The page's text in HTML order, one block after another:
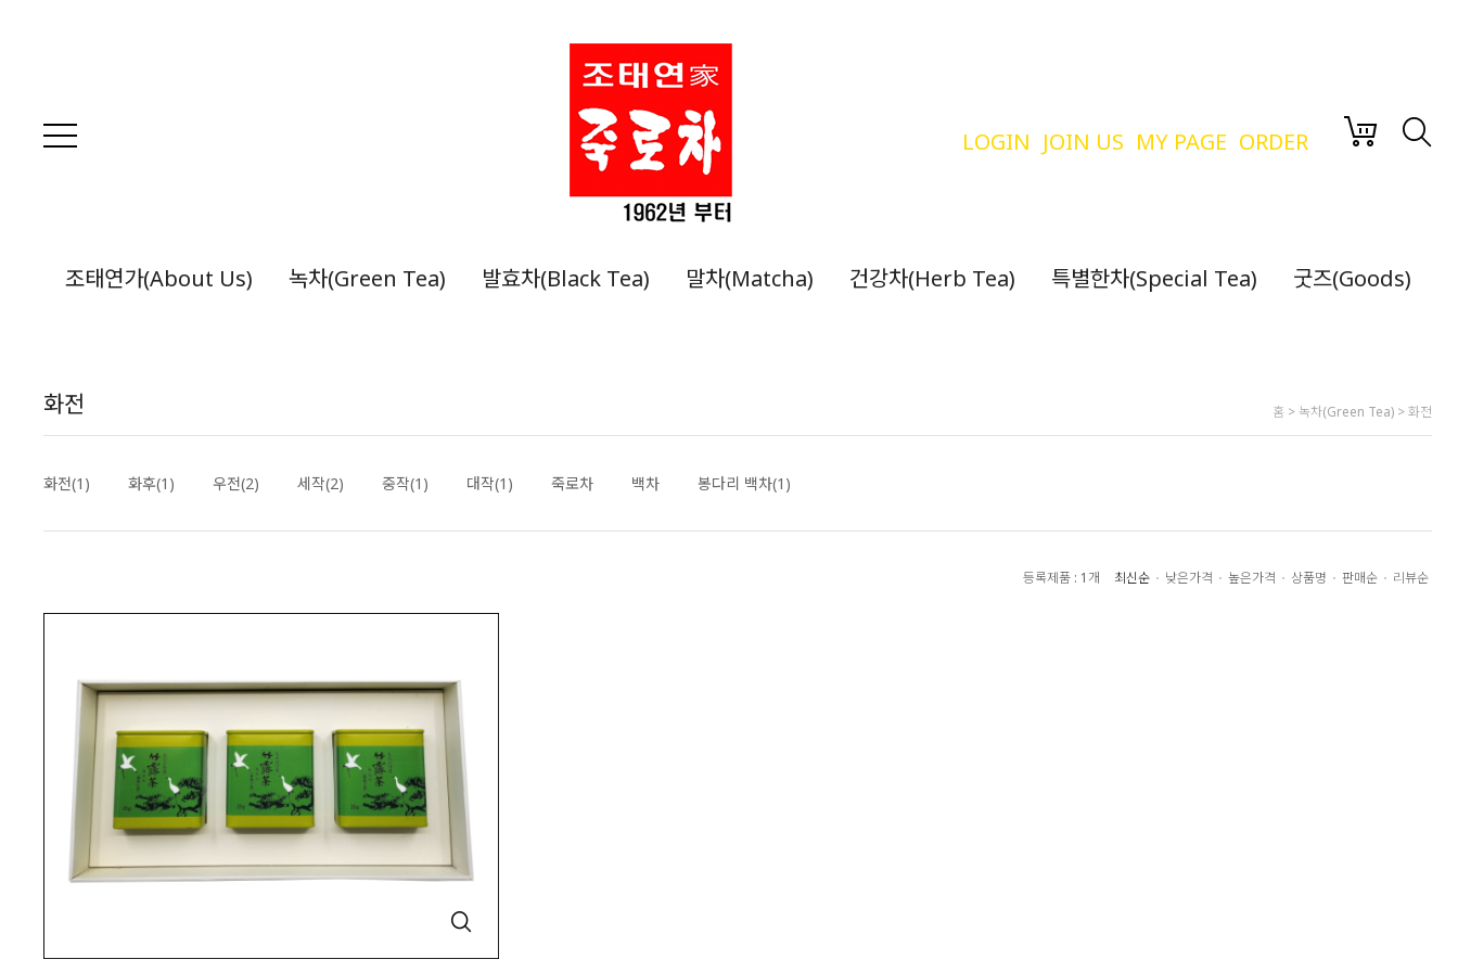
LOGIN JOIN US MY PAGE ORDER
조태연가(About Us) 녹차(Green Tea) 발효차(Black Tea) 말차(Matcha) 건강차(Herb Tea) 특별한차(Special Tea) 굿즈(Goods)
화전 홈 > 녹차(Green Tea) >화전
화전(1) 화후(1) 우전(2) 세작(2) 중작(1) 대작(1) 죽로차 백차 봉다리 백차(1)
등록제품 : 1개 최신순 낮은가격 높은가격 상품명 판매순 리뷰순